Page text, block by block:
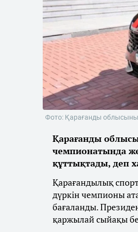
Фото: Қарағанды облысының
Қарағанды
чемпионатында
құттықтады, деп
Қарағандылық
дүркін чемпионы
бағаланды.
қаржылай сыйақы